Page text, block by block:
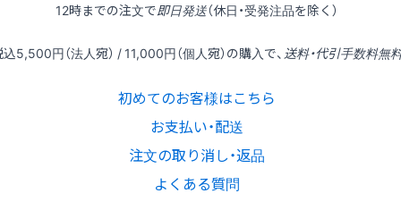
12時までの注文で即日発送（休日・受発注品を除く）
込5,500円（法人宛） / 11,000円（個人宛）の購入で、 送料・代引手数料無
初めてのお客様はこちら
お支払い・配送
注文の取り消し・返品
よくある質問